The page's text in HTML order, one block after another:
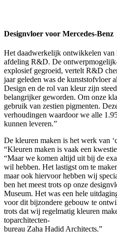
Designvloer voor Mercedes-Benz
Het daadwerkelijk ontwikkelen
afdeling R&D. De
explosief gegroeid, vertelt R&D
jaar geleden was de kunststofvloer
Design en de rol van kleur zijn
belangrijker geworden. Om onze
gebruik van zestien pigmenten.
verhoudingen waardoor we alle
kunnen leveren.”
De kleuren maken is het werk van
“Kleuren maken is vaak een
“Maar we komen altijd uit bij de
wil hebben. Het lastigst om te
maar ook hiervoor hebben wij
ben het meest trots op onze
Museum. Het was een hele
voor dit bijzondere gebouw te
trots dat wij regelmatig kleuren
toparchitecten-
bureau Zaha Hadid Architects.”